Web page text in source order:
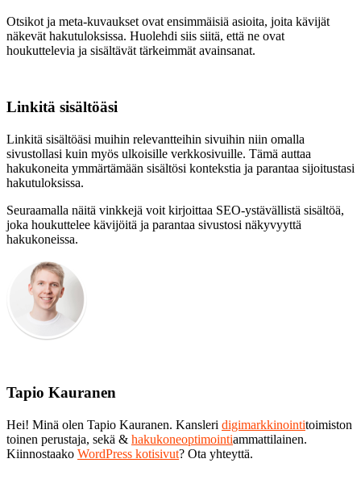
Otsikot ja meta-kuvaukset ovat ensimmäisiä asioita, joita kävijät
näkevät hakutuloksissa. Huolehdi siis siitä, että ne ovat
houkuttelevia ja sisältävät tärkeimmät avainsanat.
Linkitä sisältöäsi
Linkitä sisältöäsi muihin relevantteihin sivuihin niin omalla
sivustollasi kuin myös ulkoisille verkkosivuille. Tämä auttaa
hakukoneita ymmärtämään sisältösi kontekstia ja parantaa sijoitustasi
hakutuloksissa.
Seuraamalla näitä vinkkejä voit kirjoittaa SEO-ystävällistä sisältöä,
joka houkuttelee kävijöitä ja parantaa sivustosi näkyvyyttä
hakukoneissa.
Tapio Kauranen
Hei! Minä olen Tapio Kauranen. Kansleri digimarkkinointitoimiston
toinen perustaja, sekä & hakukoneoptimointiammattilainen.
Kiinnostaako WordPress kotisivut? Ota yhteyttä.